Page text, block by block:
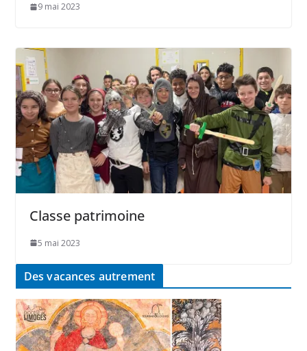
9 mai 2023
Classe patrimoine
5 mai 2023
Des vacances autrement